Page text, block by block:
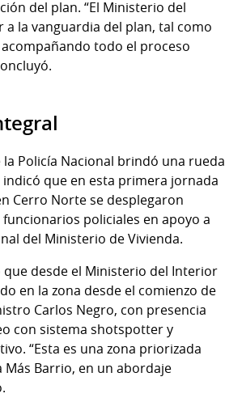
del plan. “El Ministerio del
a la vanguardia del plan, tal como
todo el proceso
Policía Nacional brindó una rueda
que en esta primera jornada
Cerro Norte se desplegaron
policiales en apoyo a
del Ministerio de Vivienda.
que desde el Ministerio del Interior
en la zona desde el comienzo de
Carlos Negro, con presencia
con sistema shotspotter y
“Esta es una zona priorizada
Barrio, en un abordaje